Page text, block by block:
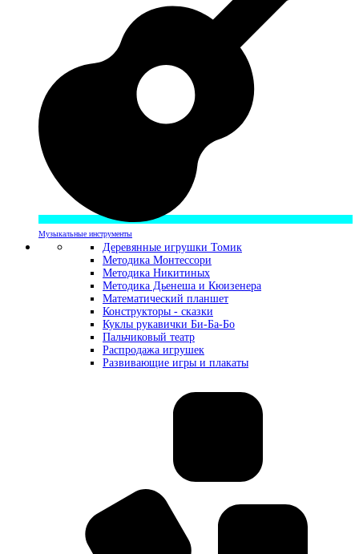
Музыкальные инструменты
Деревянные игрушки Томик
Методика Монтессори
Методика Никитиных
Методика Дьенеша и Кюизенера
Математический планшет
Конструкторы - сказки
Куклы рукавички Би-Ба-Бо
Пальчиковый театр
Распродажа игрушек
Развивающие игры и плакаты